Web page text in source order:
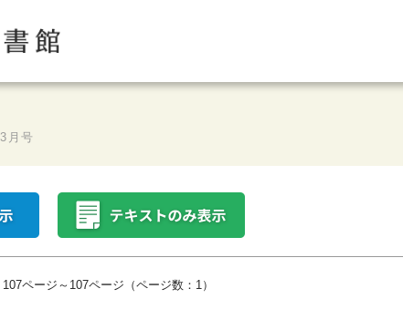
月号
ページ～107ページ（ページ数：1）